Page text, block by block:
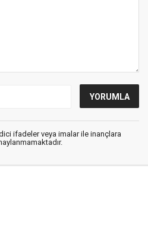
ifadeler veya imalar ile inançlara